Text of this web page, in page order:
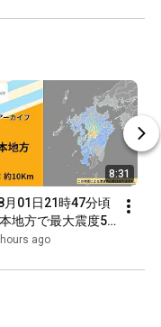
8:31
月01日21時47分頃
地方で最大震度5
た地震【切り抜き
ago